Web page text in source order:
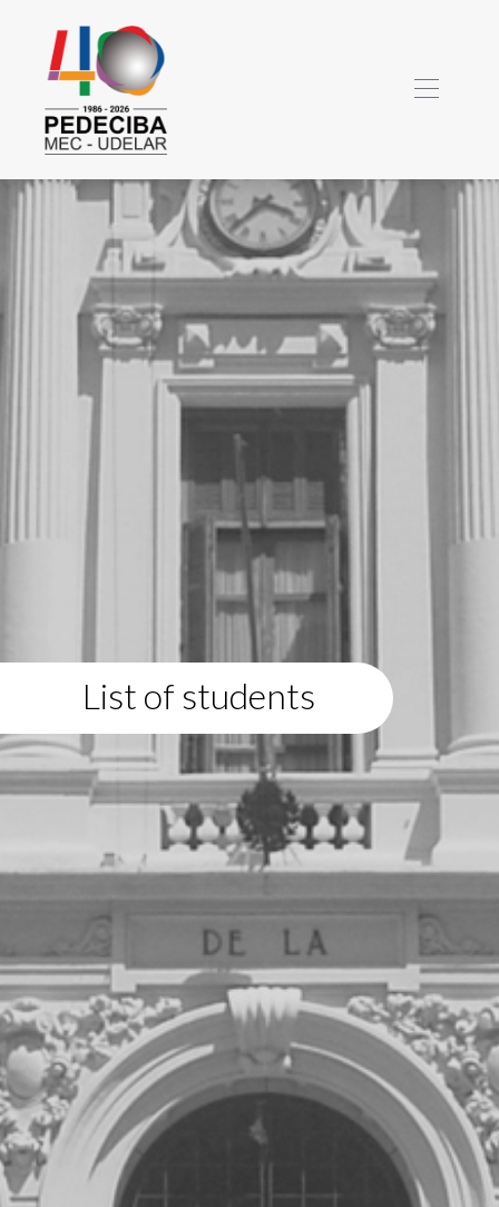
List of students